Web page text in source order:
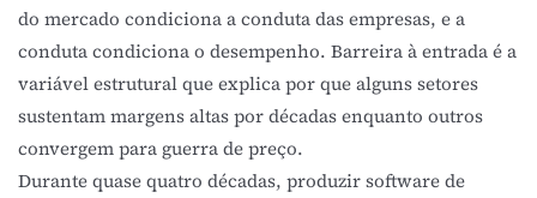
do mercado condiciona a conduta das empresas, e a
conduta condiciona o desempenho. Barreira à entrada é a
variável estrutural que explica por que alguns setores
sustentam margens altas por décadas enquanto outros
convergem para guerra de preço.
Durante quase quatro décadas, produzir software de